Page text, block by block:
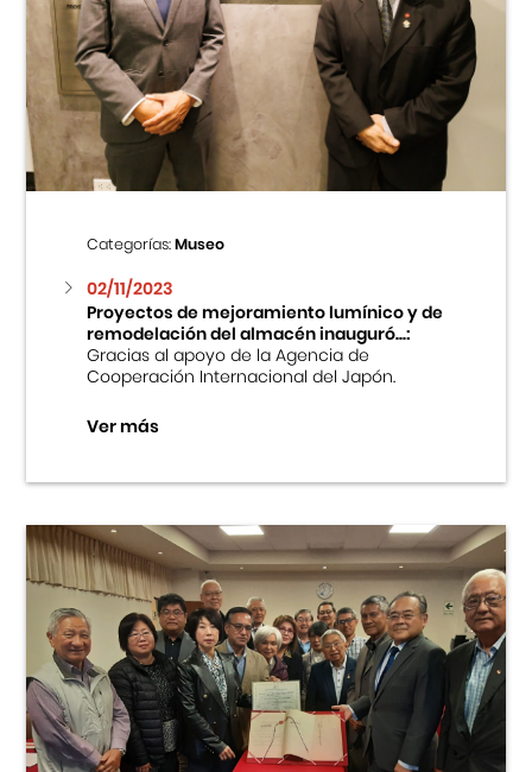
Categorías:Museo
02/11/2023
Proyectos de mejoramiento lumínico y de
remodelación del almacén inauguró...:
Gracias al apoyo de la Agencia de
Cooperación Internacional del Japón.
Ver más